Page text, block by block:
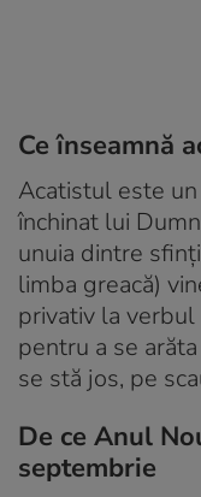
Ce înseamnă
Acatistul este
închinat lui
unuia dintre
limba greacă)
privativ la verbul
pentru a se
se stă jos, pe
De ce Anul
septembrie